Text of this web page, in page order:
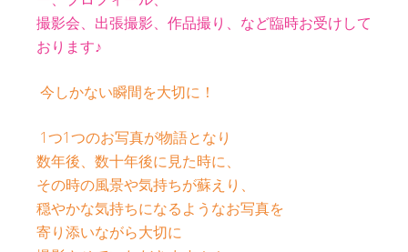
撮影会、出張撮影、作品撮り、など臨時お受けして
おります♪
今しかない瞬間を大切に！
1つ1つのお写真が物語となり
数年後、数十年後に見た時に、
その時の風景や気持ちが蘇えり、
穏やかな気持ちになるようなお写真を
寄り添いながら大切に